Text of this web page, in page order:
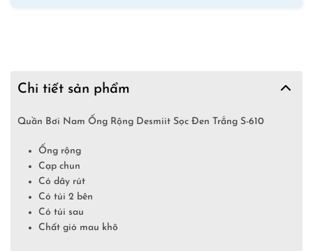
Chi tiết sản phẩm
Quần Bơi Nam Ống Rộng Desmiit Sọc Đen Trắng S-610
Ống rộng
Cạp chun
Có dây rút
Có túi 2 bên
Có túi sau
Chất gió mau khô